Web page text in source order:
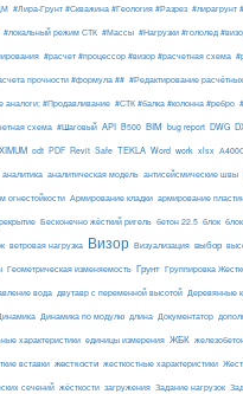
#Лира-Грунт #Скважина #Геология #Разрез #лирагрунт
#локальный режим СТК #Массы #Нагрузки #гололед
#расчет #процессор #визор #расчетная схема
прочности #формула ## #Редактирование
аналоги; #Продавливание #СТК #балка #колонна #ребро
схема #Шаговый API B500 BIM bug report DWG
odt PDF Revit Safe TEKLA Word work xlsx
аналитика аналитическая модель антисейсмические швы
огнестойкости Армирование кладки армирование
Бесконечно жёсткий ригель бетон 22.5 блок
ветровая нагрузка Визор Визуализация выбор
Геометрическая изменяемость Грунт Группировка
вода двутавр с переменной высотой Деревянные
Динамика по модулю длина Документатор
характеристики единицы измерения ЖБК
вставки жесткости жесткостные характеристики
сечений жёсткости загружения Задание нагрузок